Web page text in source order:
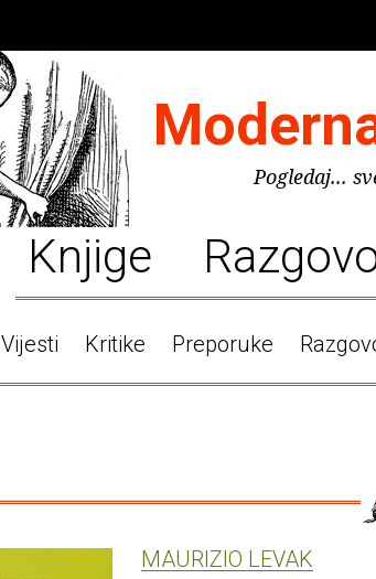
Pogledaj...
Knjige
Vijesti Kritike Preporuke
MAURIZIO LEVAK